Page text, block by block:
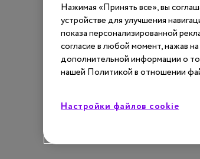
Этот материал
авторизации.
чтобы получить
сайта
Нажимая «Принять все», вы
устройстве для улучшения
показа персонализированной
согласие в любой момент, нажав
дополнительной информации о
нашей Политикой в отношении
Настройки файлов cookie